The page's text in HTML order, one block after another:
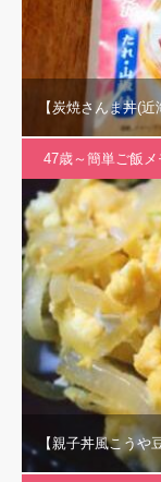
【炭焼さんま丼(
47歳～簡単ご飯メ
【親子丼風こうや